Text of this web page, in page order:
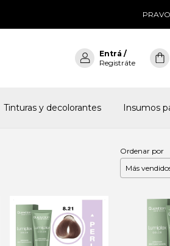
PRAVOCÉ,
Entrá /
Registráte
Tinturas y decolorantes Insumos
Ordenar por